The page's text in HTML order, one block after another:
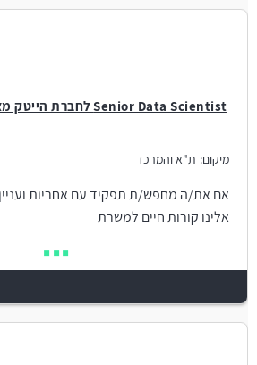
Senior Data Scientist לחברת הייטק מצוינת לאחר הנפקה
מיקום: ת"א והמרכז
אם את/ה מחפש/ת תפקיד עם אחריות
אלינו קורות חיים למשרת